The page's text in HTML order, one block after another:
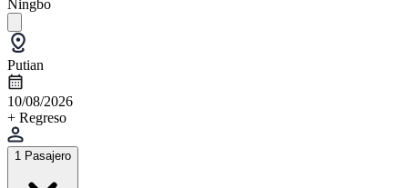
Ningbo
Putian
10/08/2026
+ Regreso
1 Pasajero